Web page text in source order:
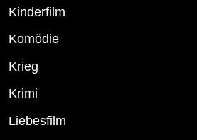
Kinderfilm
Komödie
Krieg
Krimi
Liebesfilm